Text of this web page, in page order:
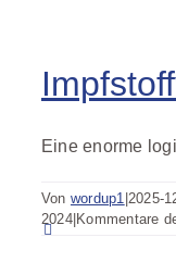
Eine enorme
Von wordup1 2025-
2024| Kommentare